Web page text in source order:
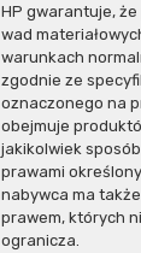
HP gwarantuje,
wad
warunkach
zgodnie ze
oznaczonego na
obejmuje
jakikolwiek
prawami
nabywca ma
prawem, których
ogranicza.